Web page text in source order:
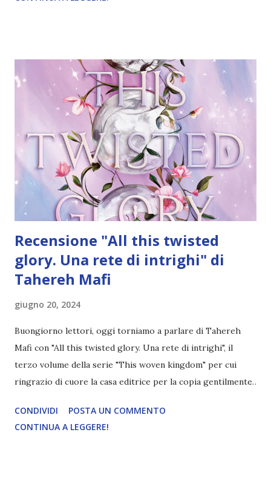
pubblicazione: 18 giugno 2024 Pagine: 480 Traduttore:
considerevole somma verso la Gilda dei Prenditori, che gli
ha impartito un’impeccabile istruzione per diventare ladro,
insegnandogli, tra le altre cose, a scassinare serrature,
scalare muri, usare il coltello, raccontare bugie, piazzare
trappole, nonché qualche piccolo incantesimo. Decide
quindi di nascondersi nel folto della foresta per mettere in
pratica quello che ha imparato contro il primo malcapitato
che si troverà a passa...
Recensione "All this twisted
glory. Una rete di intrighi" di
Tahereh Mafi
giugno 20, 2024
Buongiorno lettori, oggi torniamo a parlare di Tahereh
Mafi con "All this twisted glory. Una rete di intrighi", il
terzo volume della serie "This woven kingdom" per cui
ringrazio di cuore la casa editrice per la copia gentilmente
della serie! Titolo: All this twisted glory. Una rete di
intrighi #3 this woven kingdom Autore: Tahereh Mafi Casa
CONDIVIDI
POSTA UN COMMENTO
CONTINUA A LEGGERE!